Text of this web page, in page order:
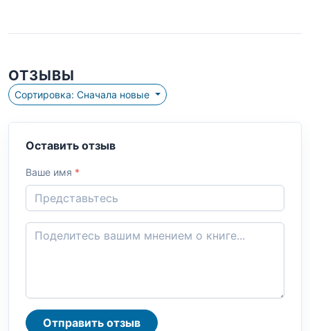
ОТЗЫВЫ
Сортировка: Сначала новые
Оставить отзыв
Ваше имя *
Отправить отзыв